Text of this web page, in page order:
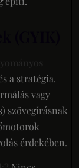
a stratégia.
vagy
szövegírásnak
érdekében.